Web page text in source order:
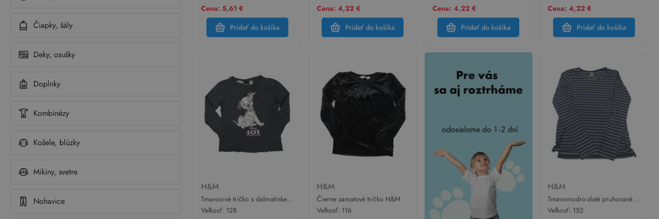
Čiapky, šály
Deky, osušky
Doplnky
Kombinézy
Košele, blúzky
Mikiny, svetre
Nohavice
Cena: 5,61 €
Pridať do košíka
Cena: 4,22 €
Pridať do košíka
Cena: 4,22 €
Pridať do košíka
Cena: 4,22 €
Pridať do košíka
H&M
Tmavosivé tričko s dalmatinkem
H&M
Veľkosť: 128
H&M
Čierne zamatové tričko H&M
Veľkosť: 116
H&M
Tmavomodro-zlaté pruhované
tričko H&M
Veľkosť: 152